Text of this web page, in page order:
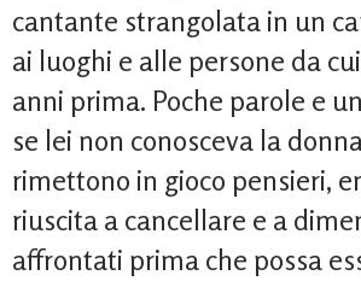
cantante strangolata in un
ai luoghi e alle persone da
anni prima. Poche parole e
se lei non conosceva la
rimettono in gioco pensieri,
riuscita a cancellare e a
affrontati prima che possa